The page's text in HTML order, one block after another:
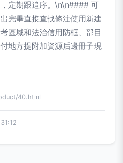
定期跟追序。\n\n#### 可
完畢直接查找條注使用新建
區域和法治信用防框、部目
地方提附加資源后邊冊子現
40.html